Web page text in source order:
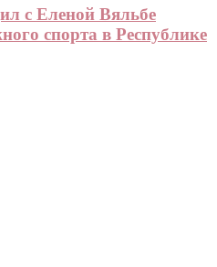
с Еленой Вяльбе
спорта в Республике